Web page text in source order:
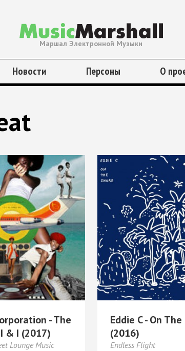
Маршал Электронной Музыки
Новости Персоны О
- The
& I (2017)
Lounge Music
Eddie C - On
(2016)
Endless Flight